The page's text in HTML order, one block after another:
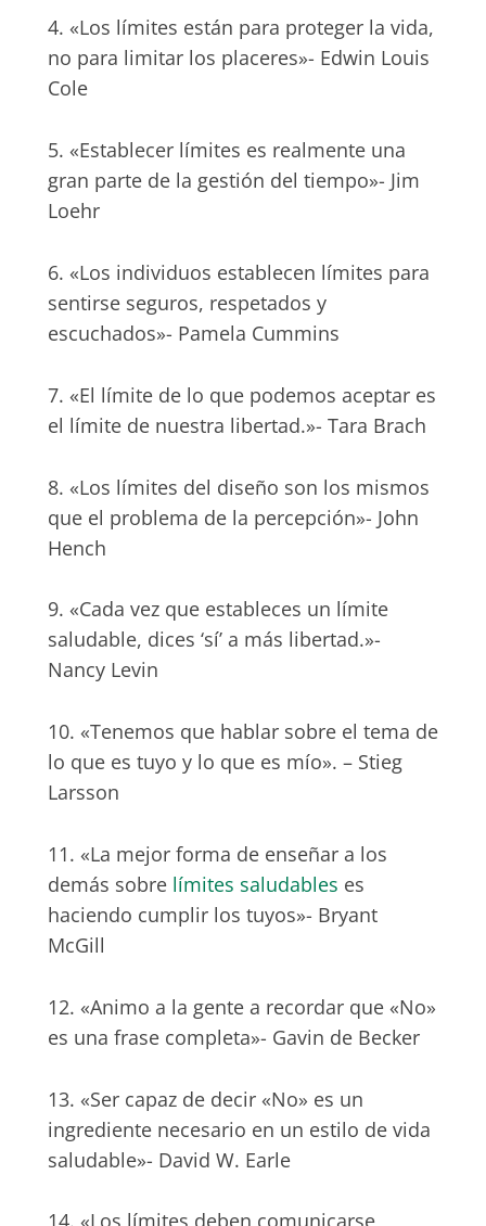
4. «Los límites están para proteger la vida,
no para limitar los placeres»- Edwin Louis
Cole
5. «Establecer límites es realmente una
gran parte de la gestión del tiempo»- Jim
Loehr
6. «Los individuos establecen límites para
sentirse seguros, respetados y
escuchados»- Pamela Cummins
7. «El límite de lo que podemos aceptar es
el límite de nuestra libertad.»- Tara Brach
8. «Los límites del diseño son los mismos
que el problema de la percepción»- John
Hench
9. «Cada vez que estableces un límite
saludable, dices ‘sí’ a más libertad.»-
Nancy Levin
10. «Tenemos que hablar sobre el tema de
lo que es tuyo y lo que es mío». – Stieg
Larsson
11. «La mejor forma de enseñar a los
demás sobre límites saludables es
haciendo cumplir los tuyos»- Bryant
McGill
12. «Animo a la gente a recordar que «No»
es una frase completa»- Gavin de Becker
13. «Ser capaz de decir «No» es un
ingrediente necesario en un estilo de vida
saludable»- David W. Earle